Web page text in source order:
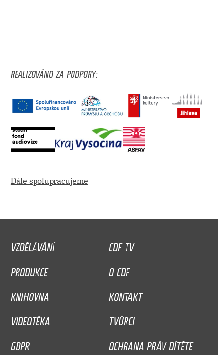
REALIZOVÁNO ZA PODPORY:
Dále spolupracujeme
VZDĚLÁVÁNÍ
CDF TV
PRODUKCE
O CDF
KNIHOVNA
KONTAKT
VIDEOTÉKA
TVŮRCI
GDPR
OCHRANA PRÁV DÍTĚTE